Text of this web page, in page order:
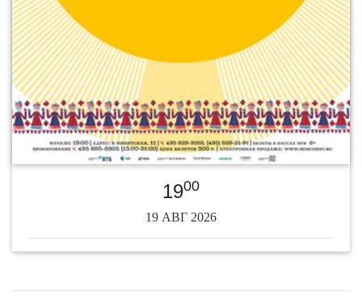
1900
19 АВГ 2026